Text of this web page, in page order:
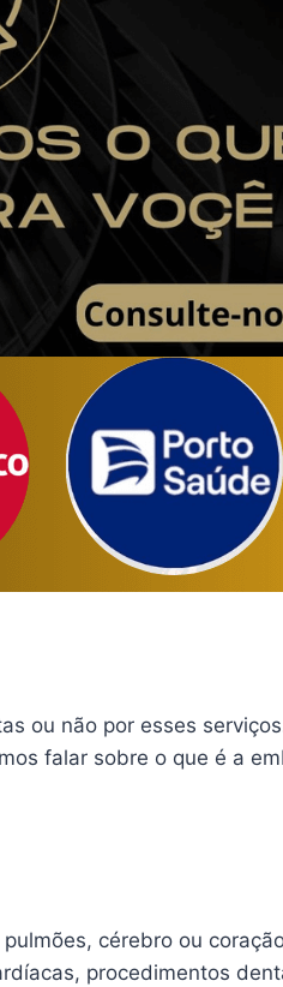
ou não por esses
falar sobre o que é a
cérebro ou
procedimentos